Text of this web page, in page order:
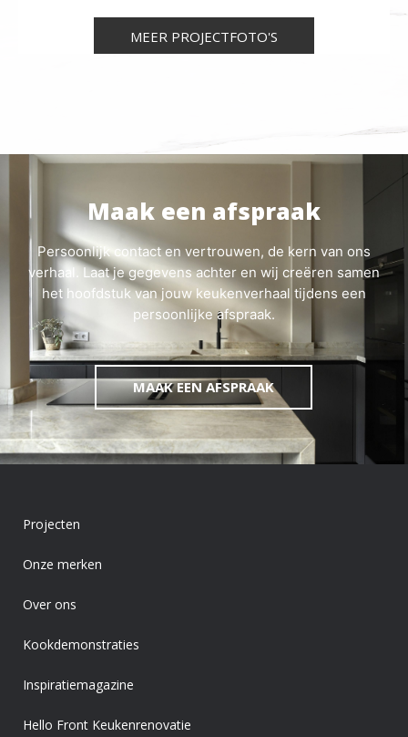
MEER PROJECTFOTO'S
Maak een afspraak
Persoonlijk contact en vertrouwen, de kern van ons
verhaal. Laat je gegevens achter en wij creëren samen
het hoofdstuk van jouw keukenverhaal tijdens een
persoonlijke afspraak.
MAAK EEN AFSPRAAK
Projecten
Onze merken
Over ons
Kookdemonstraties
Inspiratiemagazine
Hello Front Keukenrenovatie